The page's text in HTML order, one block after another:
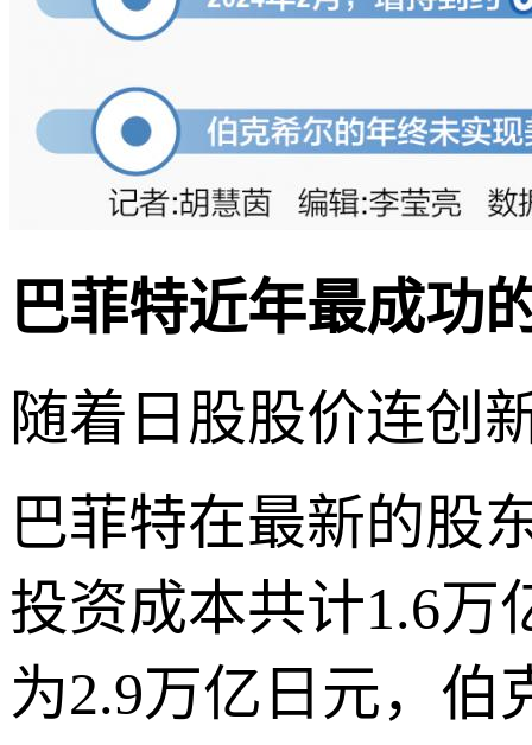
巴菲特近年最成功
随着日股股价连创
巴菲特在最新的股
投资成本共计1.6万
为2.9万亿日元，伯